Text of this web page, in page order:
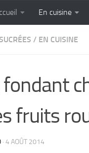
En cuisine
/ EN CUISINE
fruits
· 4 AOÛT 2014